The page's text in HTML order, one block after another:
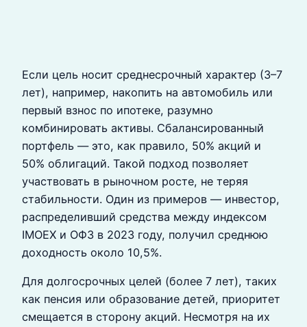
Если цель носит среднесрочный характер (3–7
лет), например, накопить на автомобиль или
первый взнос по ипотеке, разумно
комбинировать активы. Сбалансированный
портфель — это, как правило, 50% акций и
50% облигаций. Такой подход позволяет
участвовать в рыночном росте, не теряя
стабильности. Один из примеров — инвестор,
распределивший средства между индексом
IMOEX и ОФЗ в 2023 году, получил среднюю
доходность около 10,5%.
Для долгосрочных целей (более 7 лет), таких
как пенсия или образование детей, приоритет
смещается в сторону акций. Несмотря на их